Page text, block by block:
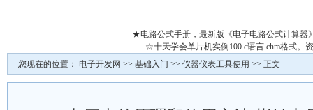
★电路公式手册，最新版《电子电路公式计算器
☆十天学会单片机实例100 c语言 chm格式。
您现在的位置： 电子开发网 >> 基础入门 >> 仪器仪表工具使用 >> 正文